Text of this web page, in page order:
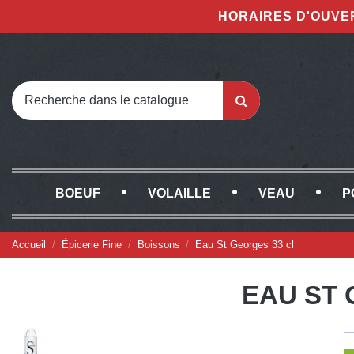
HORAIRES
BOEUF VOLAILLE VEAU
Accueil Épicerie Fine Boissons Eau St Georges 33 cl
EAU ST